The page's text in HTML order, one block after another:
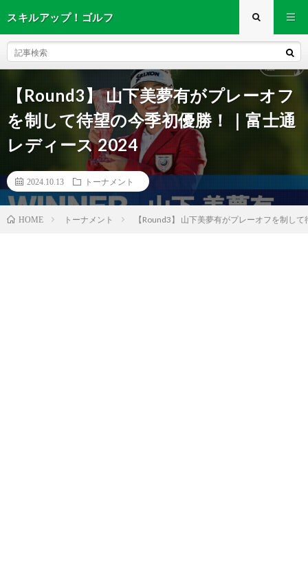
スキルアップ！ゴルフ
【Round3】 山下美夢有がプレーオフ
を制して待望の今季初優勝！｜富士通
レディース 2024
2024.10.13 トーナメント
HOME トーナメント 【Round3】 山下美夢有がプレーオフを制し